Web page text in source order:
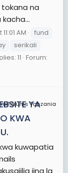
na
AM
fund
serikali
11 Forum:
Tanzania
YA
KWA
kuwapatia
jina la